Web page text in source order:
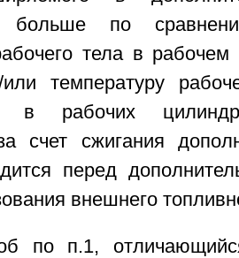
больше по
тела в рабочем
температуру
в рабочих
счет сжигания
перед
внешнего
по п.1,